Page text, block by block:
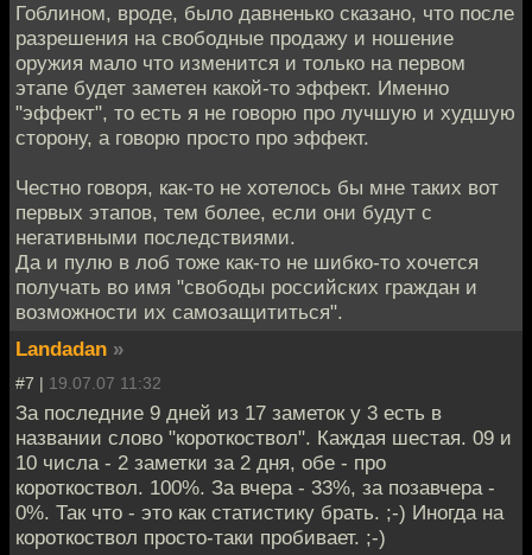
Гоблином, вроде, было давненько сказано, что после
разрешения на свободные продажу и ношение
оружия мало что изменится и только на первом
этапе будет заметен какой-то эффект. Именно
"эффект", то есть я не говорю про лучшую и худшую
сторону, а говорю просто про эффект.
Честно говоря, как-то не хотелось бы мне таких вот
первых этапов, тем более, если они будут с
негативными последствиями.
Да и пулю в лоб тоже как-то не шибко-то хочется
получать во имя "свободы российских граждан и
возможности их самозащититься".
Landadan »
#7 | 19.07.07 11:32
За последние 9 дней из 17 заметок у 3 есть в
названии слово "короткоствол". Каждая шестая. 09 и
10 числа - 2 заметки за 2 дня, обе - про
короткоствол. 100%. За вчера - 33%, за позавчера -
0%. Так что - это как статистику брать. ;-) Иногда на
короткоствол просто-таки пробивает. ;-)